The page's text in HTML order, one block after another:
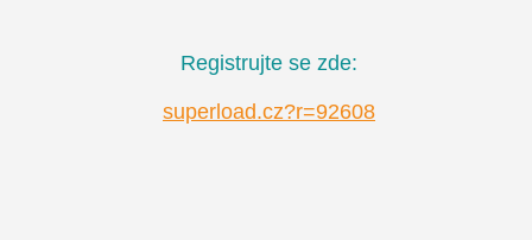
Registrujte se zde:
superload.cz?r=92608